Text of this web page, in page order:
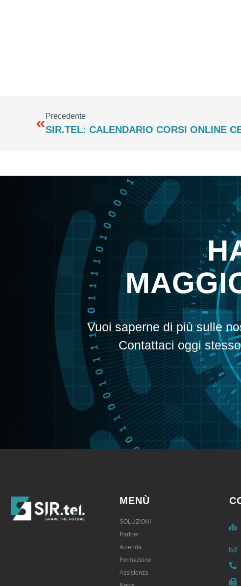
Precedente
Vuoi saperne di più sulle
Contattaci oggi
MENÙ
SOLUZIONI
Partner
Azienda
Formazione
Assistenza